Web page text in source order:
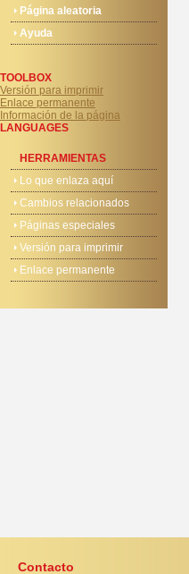
Página aleatoria
Ayuda
TOOLBOX
Versión para imprimir
Enlace permanente
Información de la página
LANGUAGES
HERRAMIENTAS
Lo que enlaza aquí
Cambios relacionados
Páginas especiales
Versión para imprimir
Enlace permanente
Contacto